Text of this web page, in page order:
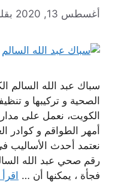
أغسطس 13, 2020
سباك عبد الله السالم
الصحية و تركيبها و
الكويت، نعمل على
أمهر الطواقم و كوادر
نعتمد أحدث الأساليب
رقم صحي عبد الله
فجأة ، يمكنها أن …